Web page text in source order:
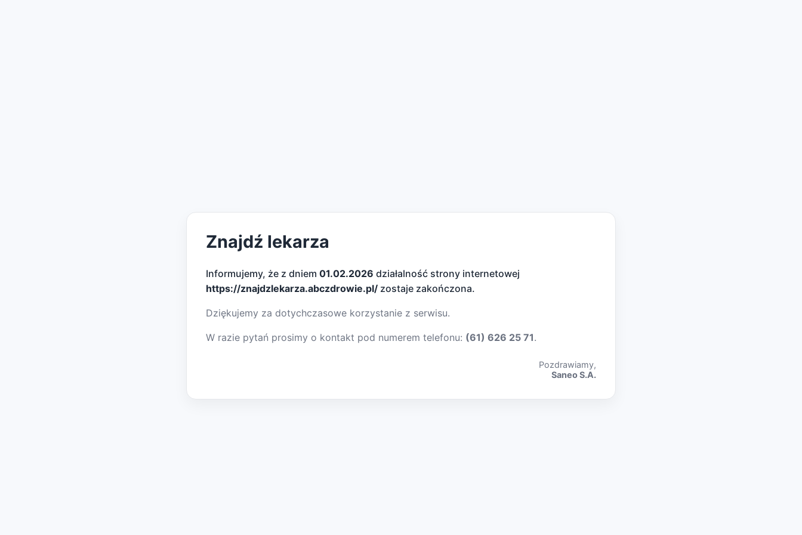
Znajdź lekarza
Informujemy, że z dniem 01.02.2026 działalność strony internetowej
https://znajdzlekarza.abczdrowie.pl/ zostaje zakończona.
Dziękujemy za dotychczasowe korzystanie z serwisu.
W razie pytań prosimy o kontakt pod numerem telefonu: (61) 626 25 71.
Pozdrawiamy,
Saneo S.A.